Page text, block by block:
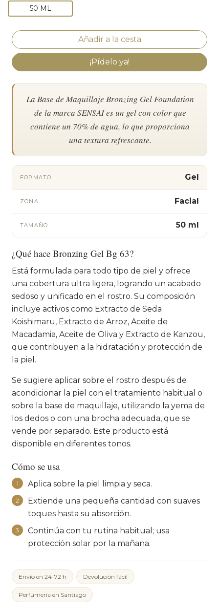
50 ML
¡Pídelo ya!
La Base de Maquillaje Bronzing Gel Foundation
de la marca SENSAI es un gel con color que
contiene un 70% de agua, lo que proporciona
una textura refrescante.
FORMATO Gel
ZONA Facial
TAMAÑO 50 ml
¿Qué hace Bronzing Gel Bg 63?
Está formulada para todo tipo de piel y ofrece
una cobertura ultra ligera, logrando un acabado
sedoso y unificado en el rostro. Su composición
incluye activos como Extracto de Seda
Koishimaru, Extracto de Arroz, Aceite de
Macadamia, Aceite de Oliva y Extracto de Kanzou,
que contribuyen a la hidratación y protección de
la piel.
Se sugiere aplicar sobre el rostro después de
acondicionar la piel con el tratamiento habitual o
sobre la base de maquillaje, utilizando la yema de
los dedos o con una brocha adecuada, que se
vende por separado. Este producto está
disponible en diferentes tonos.
Cómo se usa
1 Aplica sobre la piel limpia y seca.
2
Extiende una pequeña cantidad con suaves
toques hasta su absorción.
3
Continúa con tu rutina habitual; usa
protección solar por la mañana.
Envío en 24-72 h Devolución fácil
Perfumería en Santiago